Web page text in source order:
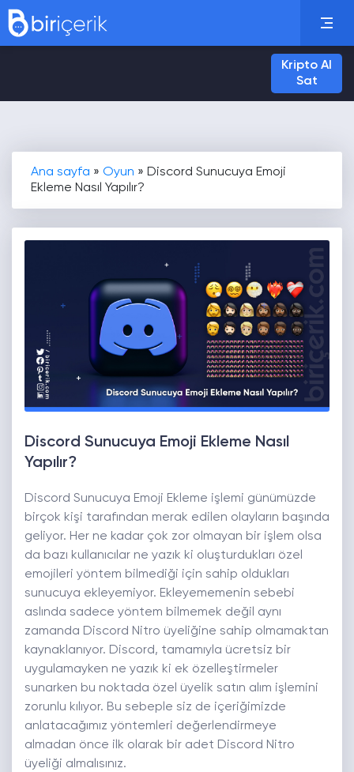
Kripto Al
Sat
Ana sayfa » Oyun » Discord Sunucuya Emoji
Ekleme Nasıl Yapılır?
Discord Sunucuya Emoji Ekleme Nasıl
Yapılır?
Discord Sunucuya Emoji Ekleme işlemi günümüzde
birçok kişi tarafından merak edilen olayların başında
geliyor. Her ne kadar çok zor olmayan bir işlem olsa
da bazı kullanıcılar ne yazık ki oluşturdukları özel
emojileri yöntem bilmediği için sahip oldukları
sunucuya ekleyemiyor. Ekleyememenin sebebi
aslında sadece yöntem bilmemek değil aynı
zamanda Discord Nitro üyeliğine sahip olmamaktan
kaynaklanıyor. Discord, tamamıyla ücretsiz bir
uygulamayken ne yazık ki ek özelleştirmeler
sunarken bu noktada özel üyelik satın alım işlemini
zorunlu kılıyor. Bu sebeple siz de içeriğimizde
anlatacağımız yöntemleri değerlendirmeye
almadan önce ilk olarak bir adet Discord Nitro
üyeliği almalısınız.